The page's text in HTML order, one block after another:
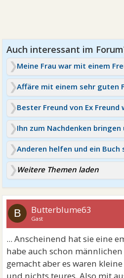
Affäre mit einem sehr guten
Weitere Themen laden
B Butterblume63
Gast
... Anscheinend hat sie eine
habe auch schon
gemacht aber es waren